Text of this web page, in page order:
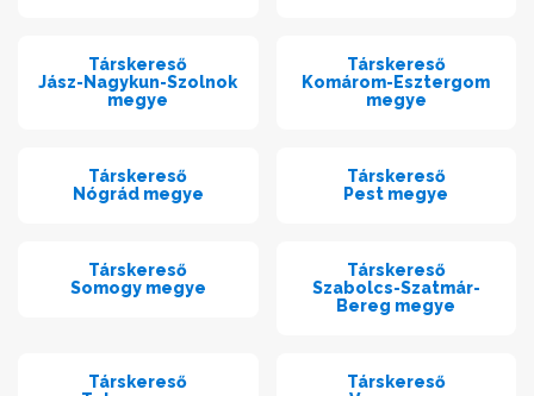
Társkereső
Jász-Nagykun-Szolnok
megye
Társkereső
Komárom-Esztergom
megye
Társkereső
Nógrád megye
Társkereső
Pest megye
Társkereső
Somogy megye
Társkereső
Szabolcs-Szatmár-
Bereg megye
Társkereső
Társkereső